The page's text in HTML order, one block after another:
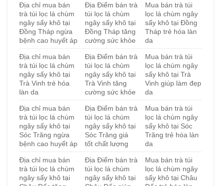
Địa chỉ mua bán
trà túi lọc lá chùm
ngây sấy khô tại
Đồng Tháp ngừa
bệnh cao huyết áp
Địa Điểm bán trà
túi lọc lá chùm
ngây sấy khô tại
Đồng Tháp tăng
cường sức khỏe
Mua bán trà túi
lọc lá chùm ngây
sấy khô tại Đồng
Tháp trẻ hóa làn
da
Địa chỉ mua bán
trà túi lọc lá chùm
ngây sấy khô tại
Trà Vinh trẻ hóa
làn da
Địa Điểm bán trà
túi lọc lá chùm
ngây sấy khô tại
Trà Vinh tăng
cường sức khỏe
Mua bán trà túi
lọc lá chùm ngây
sấy khô tại Trà
Vinh giúp làm đẹp
da
Địa chỉ mua bán
trà túi lọc lá chùm
ngây sấy khô tại
Sóc Trăng ngừa
bệnh cao huyết áp
Địa Điểm bán trà
túi lọc lá chùm
ngây sấy khô tại
Sóc Trăng giá
tốt chất lượng
Mua bán trà túi
lọc lá chùm ngây
sấy khô tại Sóc
Trăng trẻ hóa làn
da
Địa chỉ mua bán
trà túi lọc lá chùm
ngây sấy khô tại
Địa Điểm bán trà
túi lọc lá chùm
ngây sấy khô tại
Mua bán trà túi
lọc lá chùm ngây
sấy khô tại Châu